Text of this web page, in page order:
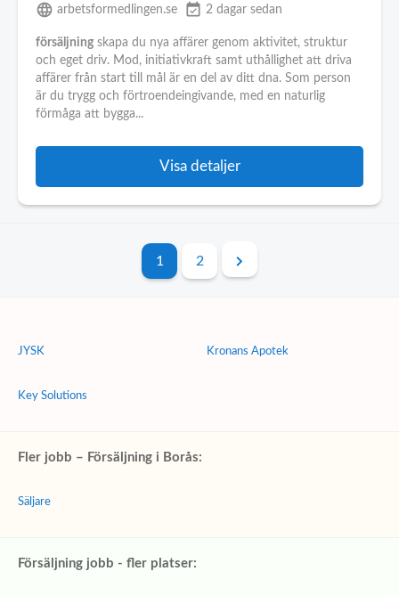
language arbetsformedlingen.se event_available 2 dagar sedan
försäljning skapa du nya affärer genom aktivitet, struktur
och eget driv. Mod, initiativkraft samt uthållighet att driva
affärer från start till mål är en del av ditt dna. Som person
är du trygg och förtroendeingivande, med en naturlig
förmåga att bygga...
Visa detaljer
1 2
JYSK
Key Solutions
Kronans Apotek
Fler jobb – Försäljning i Borås:
Säljare
Försäljning jobb - fler platser: